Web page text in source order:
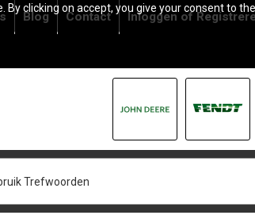
clicking on accept, you give your consent to
Blog Contact Inloggenof